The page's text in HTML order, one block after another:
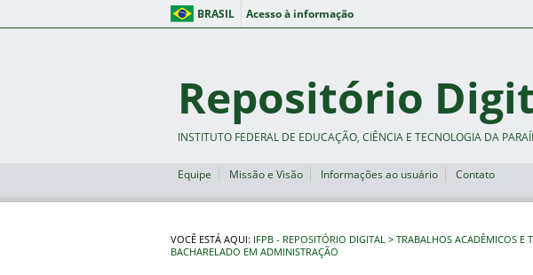
BRASIL Acesso à informação
Repositório
INSTITUTO FEDERAL DE EDUCAÇÃO, CIÊNCIA E TECNOLOGIA DA
Equipe Missão e Visão Informações ao usuário
Contato
VOCÊ ESTÁ AQUI: IFPB - REPOSITÓRIO DIGITAL TRABALHOS ACADÊMICOS E
BACHARELADO EM ADMINISTRAÇÃO